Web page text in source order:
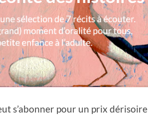
s’abonner pour un prix dérisoire